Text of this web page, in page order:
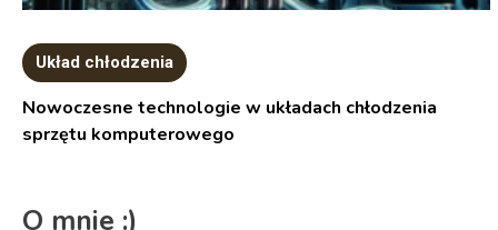
Układ chłodzenia
Nowoczesne technologie w układach chłodzenia
sprzętu komputerowego
O mnie :)